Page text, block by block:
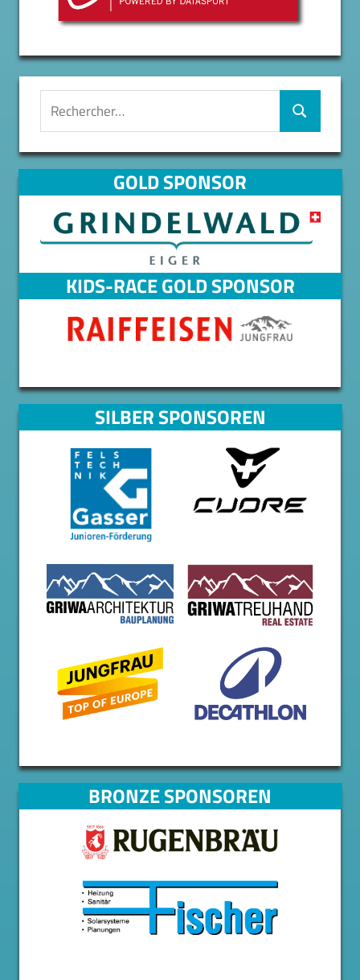
Recherche
pour :
Rechercher
GOLD SPONSOR
KIDS-RACE GOLD SPONSOR
SILBER SPONSOREN
BRONZE SPONSOREN